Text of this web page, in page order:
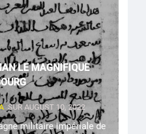
LE MAGNIFIQUE
SUR AUGUST 10, 2022
militaire impériale de